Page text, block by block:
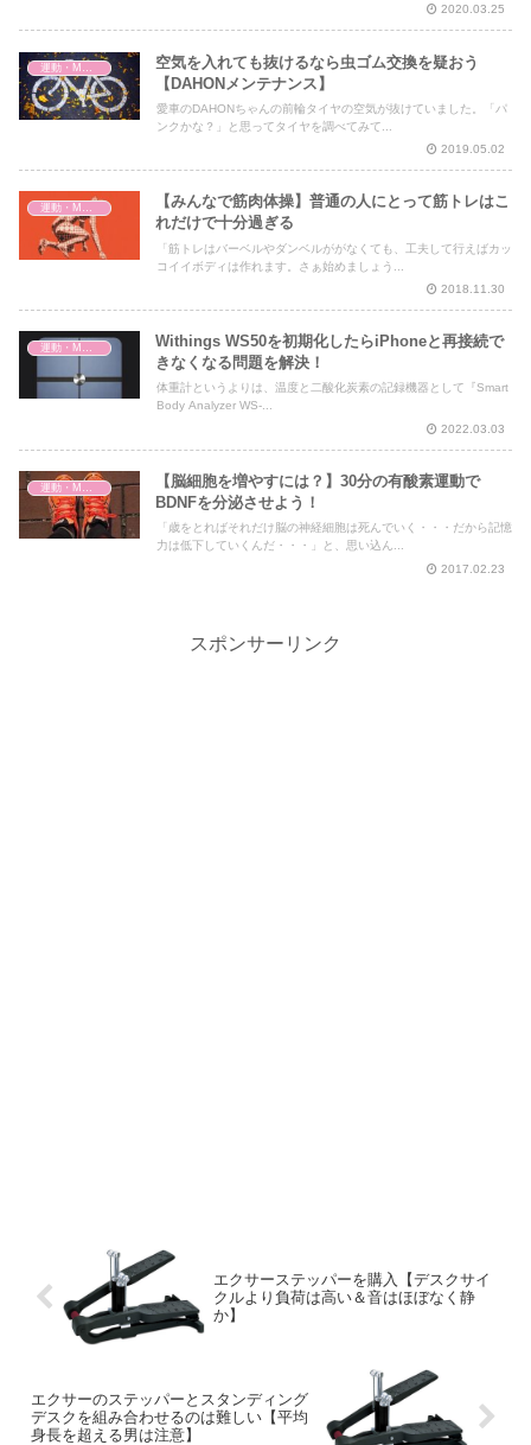
2020.03.25
空気を入れても抜けるなら虫ゴム交換を疑おう
【DAHONメンテナンス】
愛車のDAHONちゃんの前輪タイヤの空気が抜けていました。「パ
ンクかな？」と思ってタイヤを調べてみて...
2019.05.02
【みんなで筋肉体操】普通の人にとって筋トレはこ
れだけで十分過ぎる
「筋トレはバーベルやダンベルががなくても、工夫して行えばカッ
コイイボディは作れます。さぁ始めましょう...
2018.11.30
Withings WS50を初期化したらiPhoneと再接続で
きなくなる問題を解決！
体重計というよりは、温度と二酸化炭素の記録機器として『Smart
Body Analyzer WS-...
2022.03.03
【脳細胞を増やすには？】30分の有酸素運動で
BDNFを分泌させよう！
「歳をとればそれだけ脳の神経細胞は死んでいく・・・だから記憶
力は低下していくんだ・・・」と、思い込ん...
2017.02.23
スポンサーリンク
エクサーステッパーを購入【デスクサイ
クルより負荷は高い＆音はほぼなく静
か】
エクサーのステッパーとスタンディング
デスクを組み合わせるのは難しい【平均
身長を超える男は注意】